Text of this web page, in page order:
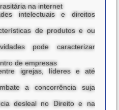
na internet
intelectuais e direitos
de produtos e ou
pode caracterizar
de empresas
igrejas, líderes e até
a concorrência suja
desleal no Direito e na